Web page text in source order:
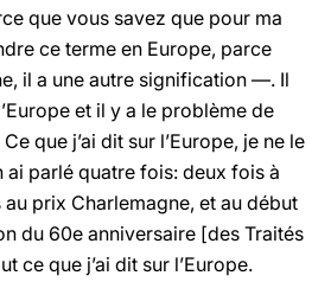
que vous savez que pour ma
ce terme en Europe, parce
il a une autre signification —. Il
et il y a le problème de
que j’ai dit sur l’Europe, je ne le
ai parlé quatre fois: deux fois à
prix Charlemagne, et au début
du 60e anniversaire [des Traités
ce que j’ai dit sur l’Europe.